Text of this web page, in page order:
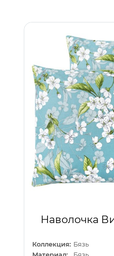
Наволочка
Коллекция: Бязь